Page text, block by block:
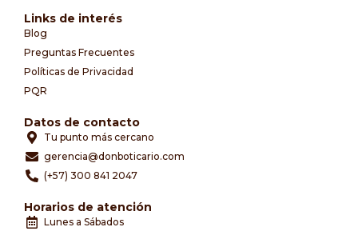
Links de interés
Blog
Preguntas Frecuentes
Políticas de Privacidad
PQR
Datos de contacto
Tu punto más cercano
gerencia@donboticario.com
(+57) 300 841 2047
Horarios de atención
Lunes a Sábados